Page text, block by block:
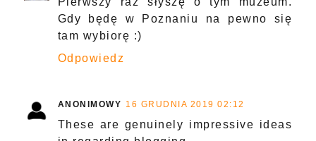
Gdy będę w Poznaniu na pewno się
tam wybiorę :)
Odpowiedz
ANONIMOWY 16 GRUDNIA 2019 02:12
These are genuinely impressive ideas